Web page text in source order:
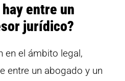
entre un
jurídico?
en el ámbito legal,
entre un abogado y un